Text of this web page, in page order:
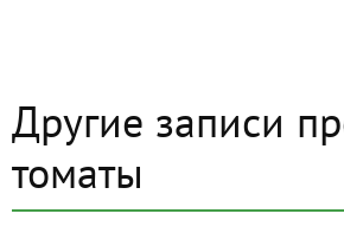
Другие записи
томаты